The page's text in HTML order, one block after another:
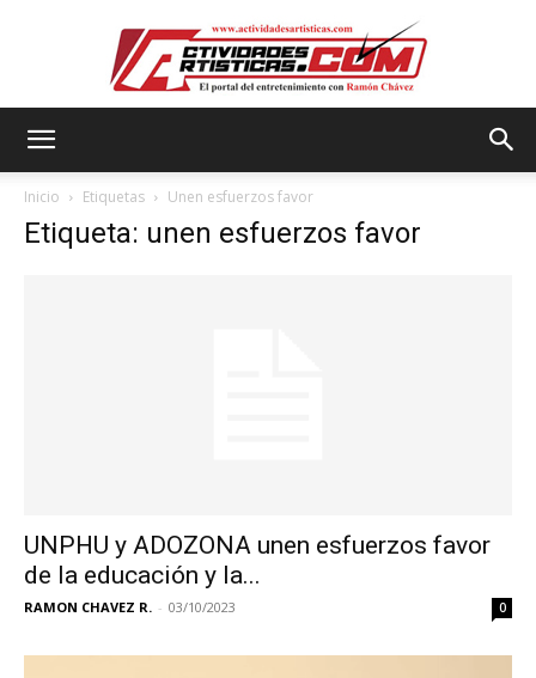
Inicio Etiquetas Unen esfuerzos favor
Etiqueta: unen esfuerzos favor
UNPHU y ADOZONA unen esfuerzos favor
de la educación y la...
RAMON CHAVEZ R. - 03/10/2023 0